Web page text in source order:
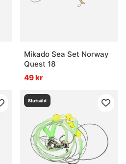
Mikado Sea Set Norway
Quest 18
49 kr
Slutsåld